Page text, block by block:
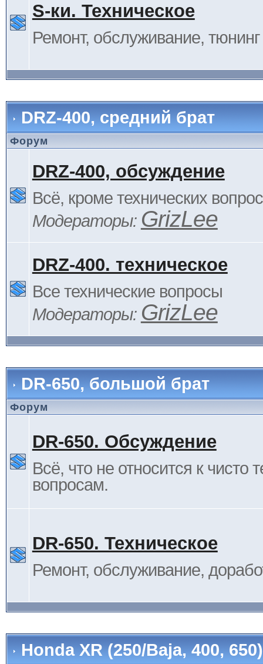
S-ки. Техническое
Ремонт, обслуживание, тюнинг
DRZ-400, средний брат
Форум
DRZ-400, обсуждение
Всё, кроме технических
Модераторы: GrizLee
DRZ-400. техническое
Все технические вопросы
Модераторы: GrizLee
DR-650, большой брат
Форум
DR-650. Обсуждение
Всё, что не относится к чисто
вопросам.
DR-650. Техническое
Ремонт, обслуживание,
Honda XR (250/Baja, 400,